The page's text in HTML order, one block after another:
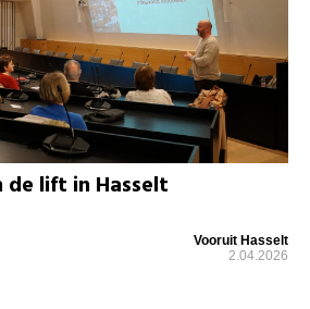
lift in Hasselt
Vooruit Hasselt
2.04.2026